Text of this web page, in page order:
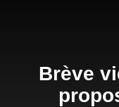
Brève